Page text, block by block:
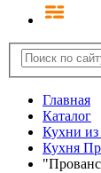
Главная
Каталог
Кухни из
Кухня